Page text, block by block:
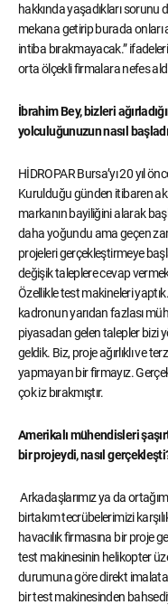
hakkında yaşadıkları
mekana getirip burada onları
intiba bırakmayacak.”
orta ölçekli firmalara nefes
İbrahim Bey, bizleri
yolculuğunuzun nasıl
HİDROPAR Bursa’yı 20 yıl
Kurulduğu günden itibaren
markanın bayiliğini alarak
daha yoğundu ama geçen
projeleri gerçekleştirmeye
değişik taleplere cevap
Özellikle test makineleri
kadronun yarıdan fazlası
piyasadan gelen talepler bizi
geldik. Biz, proje ağırlıklı ve
yapmayan bir firmayız.
çok iz bırakmıştır.
Amerikalı mühendisleri
bir projeydi, nasıl
Arkadaşlarımız ya da
birtakım tecrübelerimizi
havacılık firmasına bir proje
test makinesinin helikopter
durumuna göre direkt imalata
bir test makinesinden